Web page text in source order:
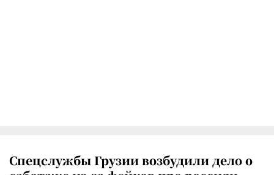
Спецслужбы Грузии возбудили дело о